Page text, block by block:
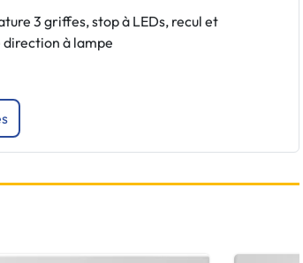
3 griffes, stop à LEDs, recul et
à lampe